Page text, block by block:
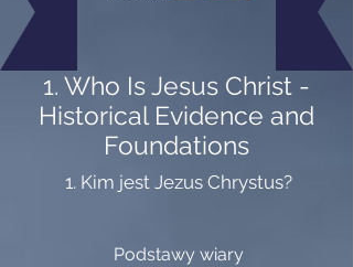
1. Who Is Jesus Christ -
Historical Evidence and
Foundations
1. Kim jest Jezus Chrystus?
Podstawy wiary